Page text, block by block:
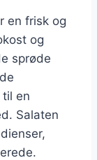
en frisk og
og
sprøde
en
Salaten